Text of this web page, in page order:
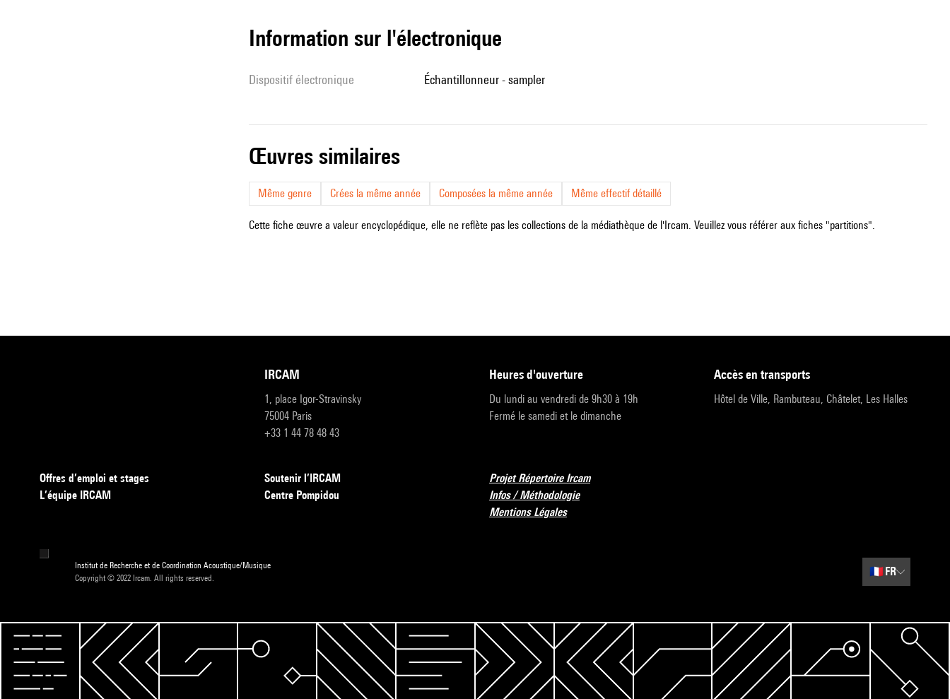
Information sur l'électronique
Dispositif électronique échantillonneur - sampler
œuvres similaires
Même genre Crées la même année Composées la même année Même effectif détaillé
Cette fiche œuvre a valeur encyclopédique, elle ne reflète pas les collections de la médiathèque de l'Ircam. Veuillez vous référer aux fiches "partitions".
IRCAM
1, place Igor-Stravinsky
75004 Paris
+33 1 44 78 48 43
heures d'ouverture
Du lundi au vendredi de 9h30 à 19h
Fermé le samedi et le dimanche
accès en transports
Hôtel de Ville, Rambuteau, Châtelet, Les Halles
Offres d’emploi et stages
L’équipe IRCAM
Soutenir l’IRCAM
Centre Pompidou
Projet Répertoire Ircam
Infos / Méthodologie
Mentions Légales
Institut de Recherche et de Coordination Acoustique/Musique
Copyright © 2022 Ircam. All rights reserved.
🇫🇷 FR